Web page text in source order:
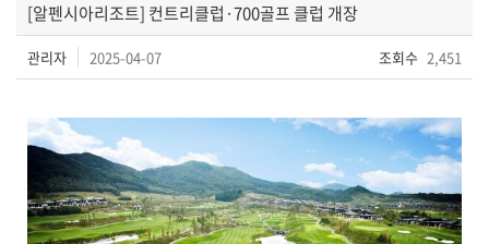
[알펜시아리조트] 컨트리클럽·700골프 클럽 개장
관리자 2025-04-07 조회수 2,451